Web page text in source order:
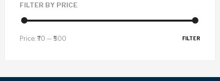
FILTER BY PRICE
FILTER
Price: ₹70 — ₹500